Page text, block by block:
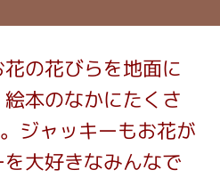
花の花びらを地面に
絵本のなかにたくさ
ジャッキーもお花が
大好きなみんなで